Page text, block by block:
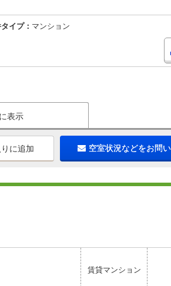
イプ： マンション
表示
に追加 空室状況などをお問
賃貸マンション